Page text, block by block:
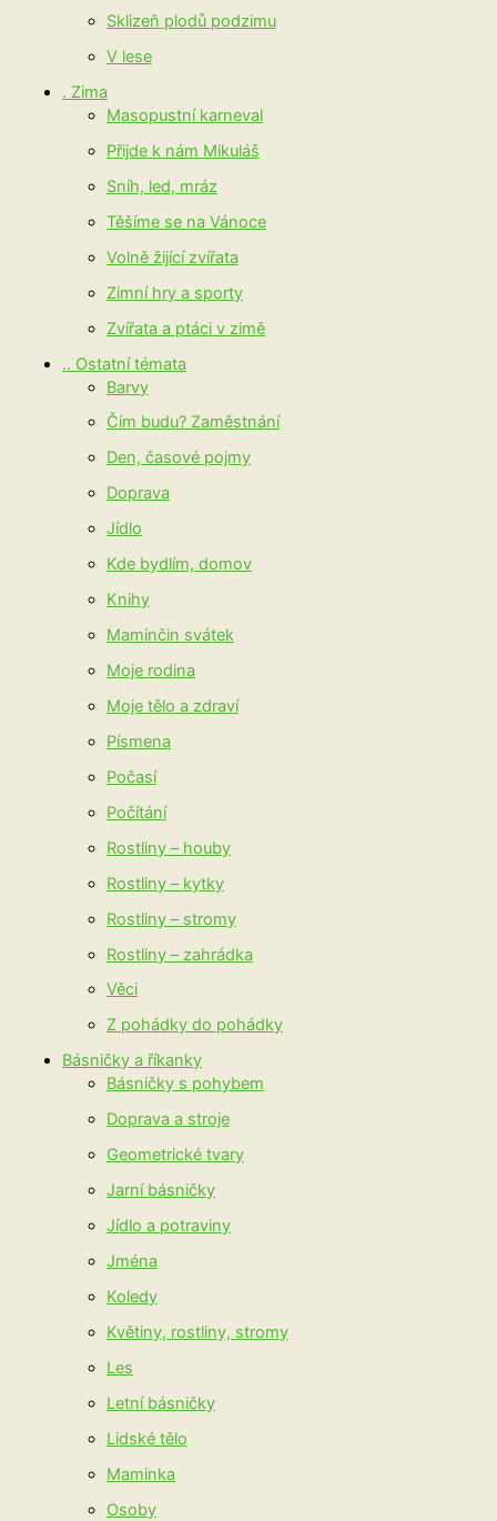
Sklizeň plodů podzimu
V lese
. Zima
Masopustní karneval
Přijde k nám Mikuláš
Sníh, led, mráz
Těšíme se na Vánoce
Volně žijící zvířata
Zimní hry a sporty
Zvířata a ptáci v zimě
.. Ostatní témata
Barvy
Čím budu? Zaměstnání
Den, časové pojmy
Doprava
Jídlo
Kde bydlím, domov
Knihy
Maminčin svátek
Moje rodina
Moje tělo a zdraví
Písmena
Počasí
Počítání
Rostliny – houby
Rostliny – kytky
Rostliny – stromy
Rostliny – zahrádka
Věci
Z pohádky do pohádky
Básničky a říkanky
Básničky s pohybem
Doprava a stroje
Geometrické tvary
Jarní básničky
Jídlo a potraviny
Jména
Koledy
Květiny, rostliny, stromy
Les
Letní básničky
Lidské tělo
Maminka
Osoby